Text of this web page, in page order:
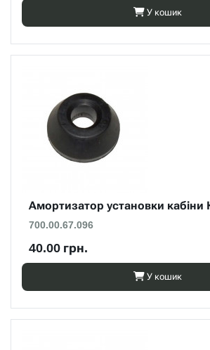
У кошик
Амортизатор установки кабіни
700.00.67.096
40.00 грн.
У кошик